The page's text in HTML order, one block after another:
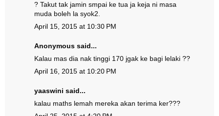
? Takut tak jamin smpai ke tua ja keja ni masa
muda boleh la syok2.
April 15, 2015 at 10:30 PM
Anonymous said...
Kalau mas dia nak tinggi 170 jgak ke bagi lelaki ??
April 16, 2015 at 10:20 PM
yaaswini said...
kalau maths lemah mereka akan terima ker???